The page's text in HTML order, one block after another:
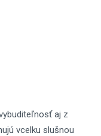
aj z
vcelku slušnou